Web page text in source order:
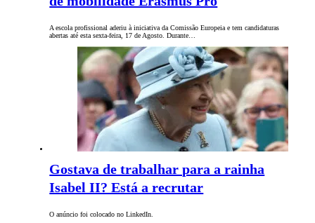
A escola profissional aderiu à iniciativa da Comissão Europeia e tem candidaturas
abertas até esta sexta-feira, 17 de Agosto. Durante…
Gostava de trabalhar para a rainha
Isabel II? Está a recrutar
O anúncio foi colocado no LinkedIn.